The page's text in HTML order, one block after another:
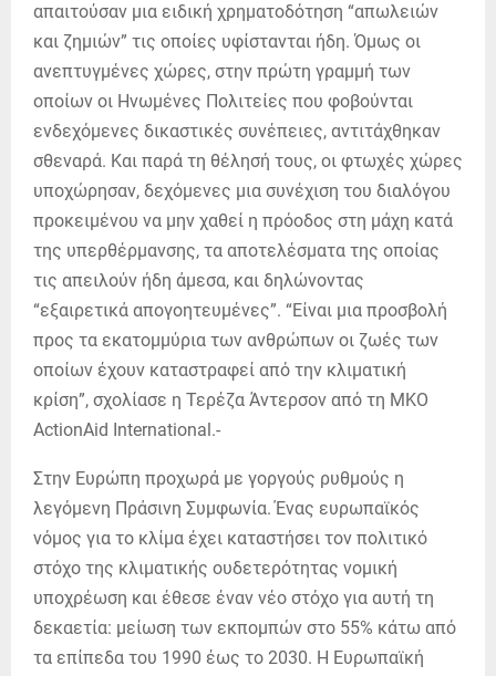
απαιτούσαν μια ειδική χρηματοδότηση “απωλειών
και ζημιών” τις οποίες υφίστανται ήδη. Όμως οι
ανεπτυγμένες χώρες, στην πρώτη γραμμή των
οποίων οι Ηνωμένες Πολιτείες που φοβούνται
ενδεχόμενες δικαστικές συνέπειες, αντιτάχθηκαν
σθεναρά. Και παρά τη θέλησή τους, οι φτωχές χώρες
υποχώρησαν, δεχόμενες μια συνέχιση του διαλόγου
προκειμένου να μην χαθεί η πρόοδος στη μάχη κατά
της υπερθέρμανσης, τα αποτελέσματα της οποίας
τις απειλούν ήδη άμεσα, και δηλώνοντας
“εξαιρετικά απογοητευμένες”. “Είναι μια προσβολή
προς τα εκατομμύρια των ανθρώπων οι ζωές των
οποίων έχουν καταστραφεί από την κλιματική
κρίση”, σχολίασε η Τερέζα Άντερσον από τη ΜΚΟ
ActionAid International.-
Στην Ευρώπη προχωρά με γοργούς ρυθμούς η
λεγόμενη Πράσινη Συμφωνία. Ένας ευρωπαϊκός
νόμος για το κλίμα έχει καταστήσει τον πολιτικό
στόχο της κλιματικής ουδετερότητας νομική
υποχρέωση και έθεσε έναν νέο στόχο για αυτή τη
δεκαετία: μείωση των εκπομπών στο 55% κάτω από
τα επίπεδα του 1990 έως το 2030. Η Ευρωπαϊκή